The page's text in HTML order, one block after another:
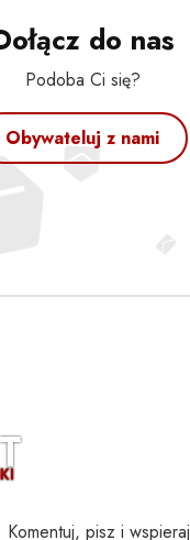
do nas
Podoba Ci się?
Obywateluj z nami
pisz i wspieraj